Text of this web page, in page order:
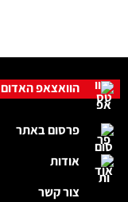
הוואצאפ האדום
פרסום באתר
אודות
צור קשר